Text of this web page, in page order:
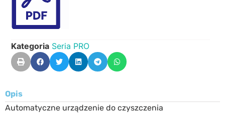
Kategoria Seria PRO
Opis
Automatyczne urządzenie do czyszczenia